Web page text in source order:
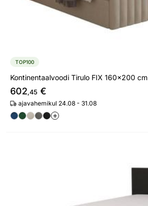
TOP100
Kontinentaalvoodi Tirulo FIX 160x200 cm
602,45 €
ajavahemikul 24.08 - 31.08
+